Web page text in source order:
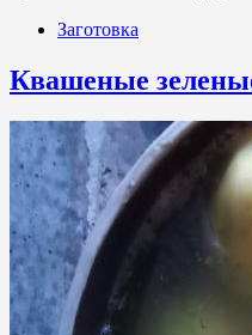
Заготовка
Квашеные